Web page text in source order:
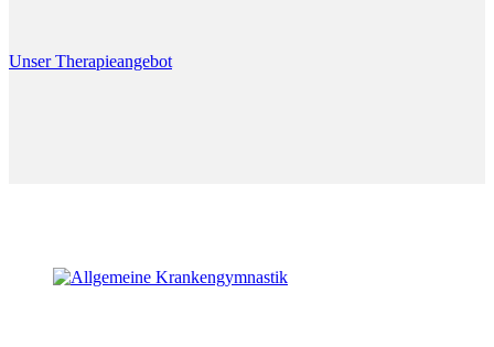
Unser Therapieangebot